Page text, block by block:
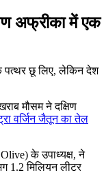
अफ्रीका में एक
पत्थर छू लिए, लेकिन देश
मौसम ने दक्षिण
वर्जिन जैतून का तेल
के उपाध्यक्ष, ने
1.2 मिलियन लीटर